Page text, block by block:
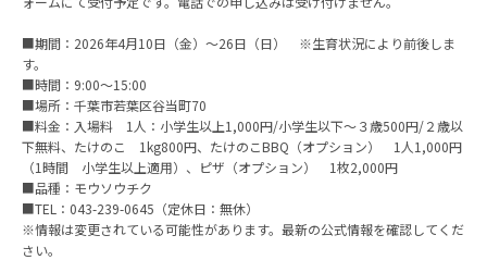
■期間：2026年4月10日（金）～26日（日） ※生育状況により前後しま
す。
■時間：9:00〜15:00
■場所：千葉市若葉区谷当町70
■料金：入場料 1人：小学生以上1,000円/小学生以下～３歳500円/２歳以
下無料、たけのこ 1kg800円、たけのこBBQ（オプション） 1人1,000円
（1時間 小学生以上適用）、ピザ（オプション） 1枚2,000円
■品種：モウソウチク
■TEL：043-239-0645（定休日：無休）
※情報は変更されている可能性があります。最新の公式情報を確認してくだ
さい。